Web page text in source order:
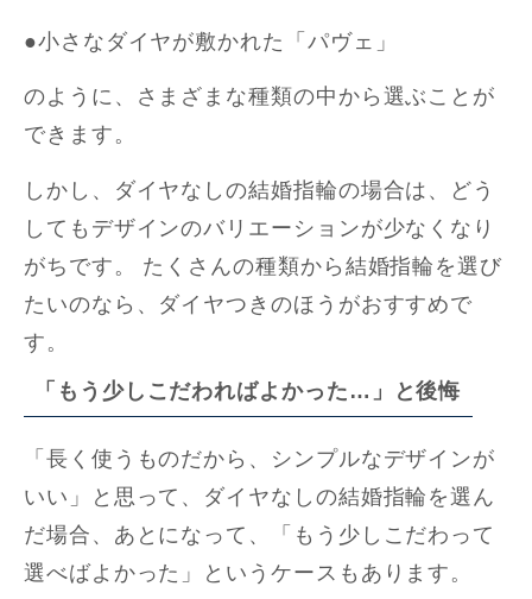
●小さなダイヤが敷かれた「パヴェ」
のように、さまざまな種類の中から選ぶことが
できます。
しかし、ダイヤなしの結婚指輪の場合は、どう
してもデザインのバリエーションが少なくなり
がちです。 たくさんの種類から結婚指輪を選び
たいのなら、ダイヤつきのほうがおすすめで
す。
「もう少しこだわればよかった…」と後悔
「長く使うものだから、シンプルなデザインが
いい」と思って、ダイヤなしの結婚指輪を選ん
だ場合、あとになって、「もう少しこだわって
選べばよかった」というケースもあります。